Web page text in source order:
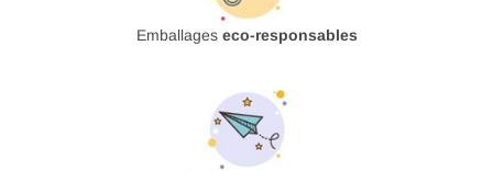
Emballages eco-responsables